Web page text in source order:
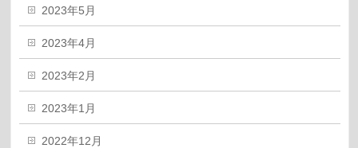
2023年5月
2023年4月
2023年2月
2023年1月
2022年12月